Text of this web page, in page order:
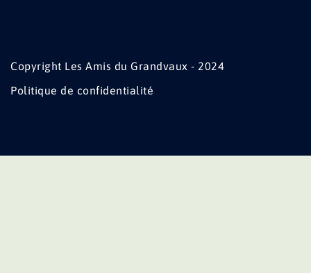
Copyright Les Amis du Grandvaux - 2024
Politique de confidentialité